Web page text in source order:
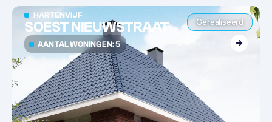
Gerealiseerd
HARTENVIJF
SOEST NIEUWSTRAAT
AANTAL WONINGEN: 5